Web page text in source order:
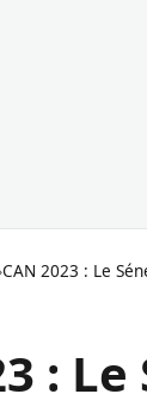
CAN 2023 : Le
: